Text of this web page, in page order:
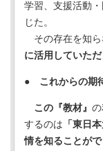
学習、支援活動
じた。
その存在を知ら
に活用していた
● これからの期
この『教材』
するのは 「東日
情を知ることが